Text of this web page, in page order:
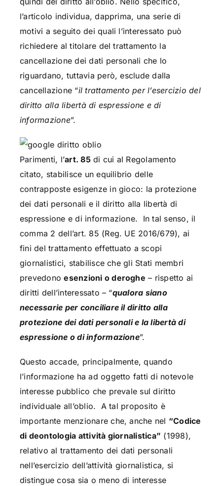
l’articolo individua, dapprima, una serie di
motivi a seguito dei quali l’interessato può
richiedere al titolare del trattamento la
cancellazione dei dati personali che lo
riguardano, tuttavia però, esclude dalla
cancellazione “il trattamento per l’esercizio del
diritto alla libertà di espressione e di
informazione”.
Parimenti, l’art. 85di cui al Regolamento
citato, stabilisce un equilibrio delle
contrapposte esigenze in gioco: la protezione
dei dati personali e il diritto alla libertà di
espressione e di informazione. In tal senso, il
comma 2 dell’art. 85 (Reg. UE 2016/679), ai
fini del trattamento effettuato a scopi
giornalistici, stabilisce che gli Stati membri
prevedonoesenzioni o deroghe – rispetto ai
diritti dell’interessato – “qualora siano
necessarie per conciliare il diritto alla
protezione dei dati personali e la libertà di
espressione o di informazione”.
Questo accade, principalmente, quando
l’informazione ha ad oggetto fatti di notevole
interesse pubblico che prevale sul diritto
individuale all’oblio. A tal proposito è
importante menzionare che, anche nel “Codice
di deontologia attività giornalistica” (1998),
relativo al trattamento dei dati personali
nell’esercizio dell’attività giornalistica, si
distingue cosa sia o meno di interesse